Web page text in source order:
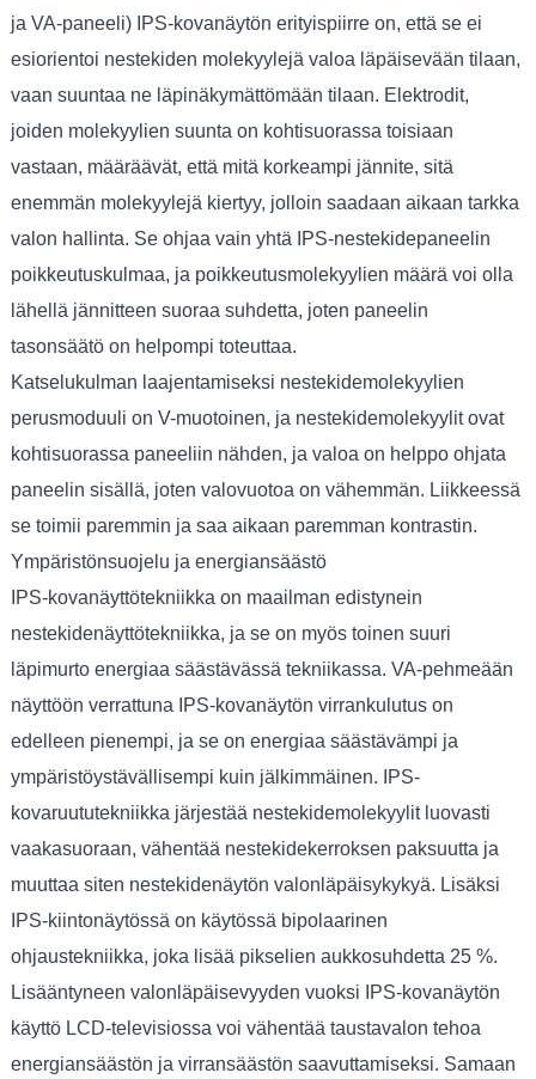
ja VA-paneeli) IPS-kovanäytön erityispiirre on, että se ei
esiorientoi nestekiden molekyylejä valoa läpäisevään tilaan,
vaan suuntaa ne läpinäkymättömään tilaan. Elektrodit,
joiden molekyylien suunta on kohtisuorassa toisiaan
vastaan, määräävät, että mitä korkeampi jännite, sitä
enemmän molekyylejä kiertyy, jolloin saadaan aikaan tarkka
valon hallinta. Se ohjaa vain yhtä IPS-nestekidepaneelin
poikkeutuskulmaa, ja poikkeutusmolekyylien määrä voi olla
lähellä jännitteen suoraa suhdetta, joten paneelin
tasonsäätö on helpompi toteuttaa.
Katselukulman laajentamiseksi nestekidemolekyylien
perusmoduuli on V-muotoinen, ja nestekidemolekyylit ovat
kohtisuorassa paneeliin nähden, ja valoa on helppo ohjata
paneelin sisällä, joten valovuotoa on vähemmän. Liikkeessä
se toimii paremmin ja saa aikaan paremman kontrastin.
Ympäristönsuojelu ja energiansäästö
IPS-kovanäyttötekniikka on maailman edistynein
nestekidenäyttötekniikka, ja se on myös toinen suuri
läpimurto energiaa säästävässä tekniikassa. VA-pehmeään
näyttöön verrattuna IPS-kovanäytön virrankulutus on
edelleen pienempi, ja se on energiaa säästävämpi ja
ympäristöystävällisempi kuin jälkimmäinen. IPS-
kovaruututekniikka järjestää nestekidemolekyylit luovasti
vaakasuoraan, vähentää nestekidekerroksen paksuutta ja
muuttaa siten nestekidenäytön valonläpäisykykyä. Lisäksi
IPS-kiintonäytössä on käytössä bipolaarinen
ohjaustekniikka, joka lisää pikselien aukkosuhdetta 25 %.
Lisääntyneen valonläpäisevyyden vuoksi IPS-kovanäytön
käyttö LCD-televisiossa voi vähentää taustavalon tehoa
energiansäästön ja virransäästön saavuttamiseksi. Samaan